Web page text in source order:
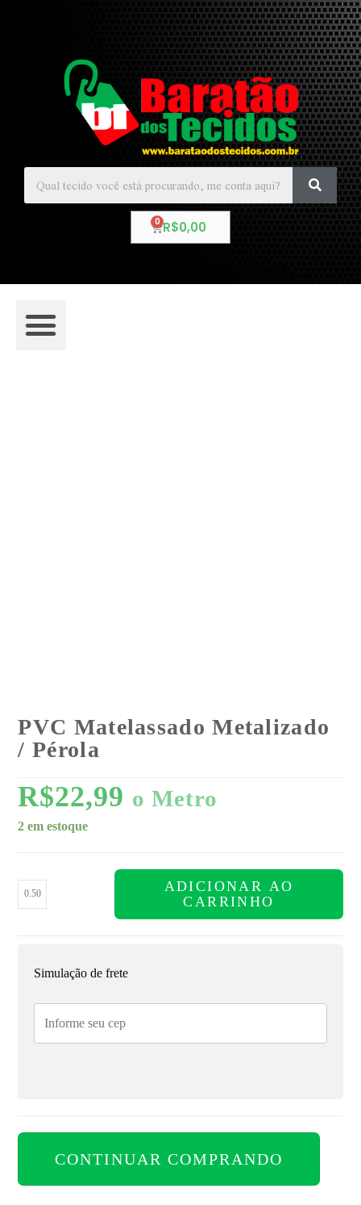
R$0,00
PVC Matelassado Metalizado
/ Pérola
R$22,99 o Metro
2 em estoque
ADICIONAR AO
CARRINHO
Simulação de frete
CONTINUAR COMPRANDO